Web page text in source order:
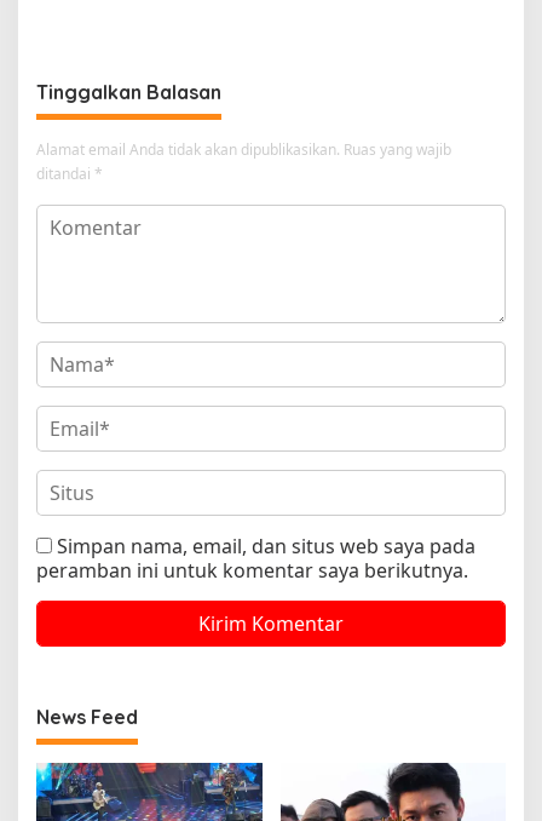
Tinggalkan Balasan
Alamat email Anda tidak akan dipublikasikan. Ruas yang wajib
ditandai *
Simpan nama, email, dan situs web saya pada
peramban ini untuk komentar saya berikutnya.
News Feed